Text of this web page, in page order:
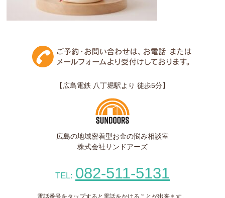
【広島電鉄 八丁堀駅より 徒歩5分】
広島の地域密着型お金の悩み相談室
株式会社サンドアーズ
TEL: 082-511-5131
電話番号をタップすると電話をかけることが出来ます。